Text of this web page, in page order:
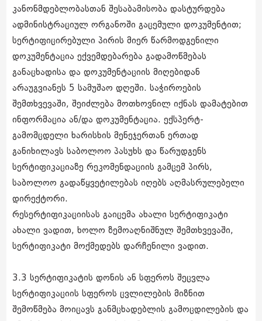
კანონმდებლობასთან შესაბამისობა დასტურდება
ადმინისტრაციულ ორგანოში გაცემული დოკუმენტით;
სერტიფიცირებული პირის მიერ წარმოდგენილი
დოკუმენტაცია ექვემდებარება გადამოწმებას
განაცხადისა და დოკუმენტაციის მიღებიდან
არაუგვიანეს 5 სამუშაო დღეში. საჭიროების
შემთხვევაში, შეიძლება მოთხოვნილ იქნას დამატებით
ინფორმაცია ან/და დოკუმენტაცია. ექსპერტ-
გამომცდელი ხარისხის მენეჯერთან ერთად
განიხილავს საბოლოო პასუხს და წარუდგენს
სერტიფიკაციაზე რეკომენდაციის გამცემ პირს,
საბოლოო გადაწყვეტილებას იღებს აღმასრულებელი
დირექტორი.
რესერტიფიკაციისას გაიცემა ახალი სერტიფიკატი
ახალი ვადით, ხოლო ზემოაღნიშნულ შემთხვევაში,
სერტიფიკატი მოქმედებს დარჩენილი ვადით.
3.3 სერტიფიკატის დონის ან სფეროს შეცვლა
სერტიფიკაციის სფეროს ცვლილების მიზნით
შემოწმება მოიცავს განმცხადებლის გამოცდილების და